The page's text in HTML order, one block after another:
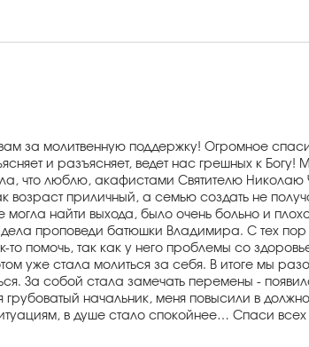
за молитвенную поддержку! Огромное
и разъясняет, ведет нас грешных к
что люблю, акафистами Святителю
возраст приличный, а семью создать не
найти выхода, было очень больно и
проповеди батюшки Владимира. С тех
то помочь, так как у него проблемы со
уже стала молиться за себя. В итоге мы
За собой стала замечать перемены -
начальник, меня повысили в
в душе стало спокойнее… Спаси